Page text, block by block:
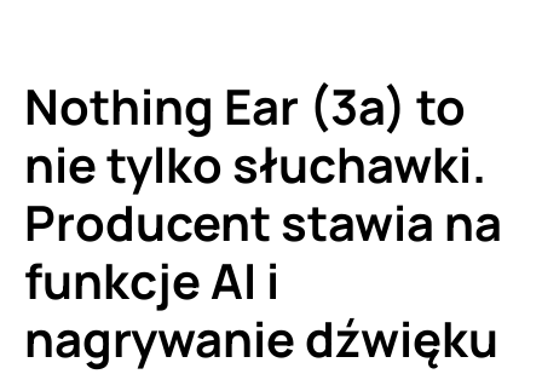
Nothing Ear (3a) to
nie tylko słuchawki.
Producent stawia na
funkcje AI i
nagrywanie dźwięku